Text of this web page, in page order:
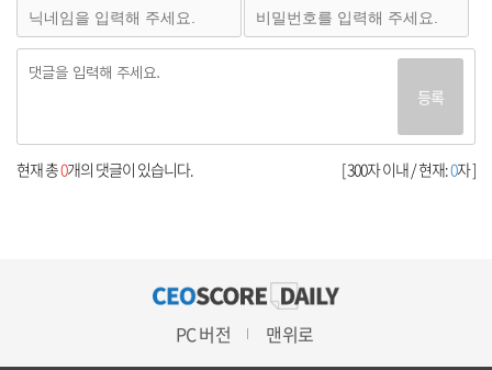
등록
[ 300자 이내 / 현재:0자 ]
현재 총0개의 댓글이 있습니다.
PC 버전 맨위로